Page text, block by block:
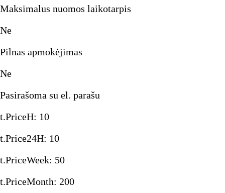
Maksimalus nuomos laikotarpis
Ne
Pilnas apmokėjimas
Ne
Pasirašoma su el. parašu
t.PriceH: 10
t.Price24H: 10
t.PriceWeek: 50
t.PriceMonth: 200